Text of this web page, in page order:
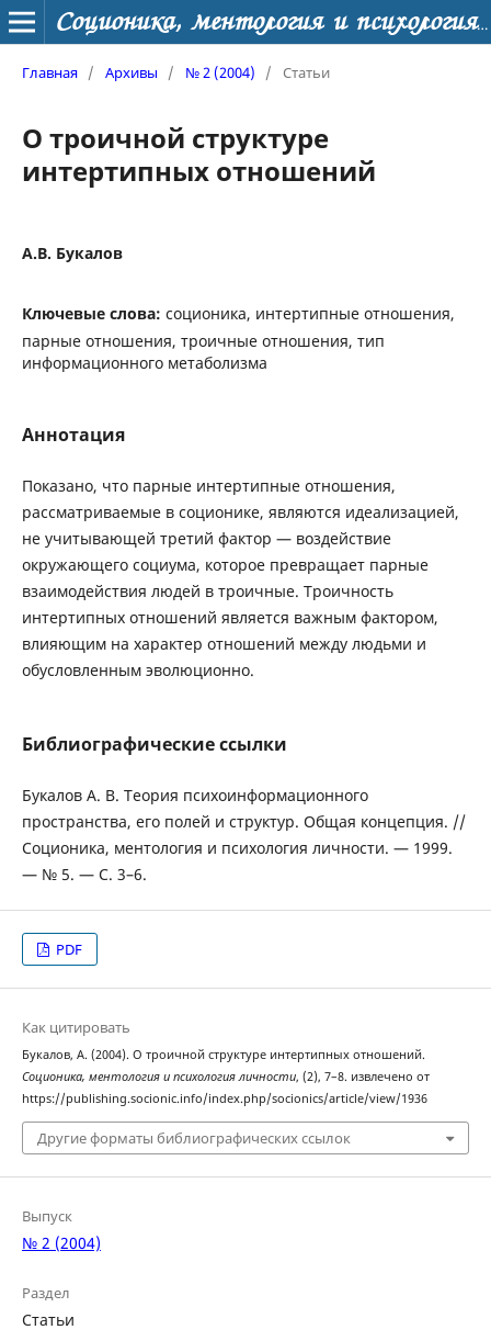
Соционика, ментология и психология личности
Главная / Архивы / № 2 (2004) / Статьи
О троичной структуре
интертипных отношений
А.В. Букалов
Ключевые слова: соционика, интертипные отношения,
парные отношения, троичные отношения, тип
информационного метаболизма
Аннотация
Показано, что парные интертипные отношения,
рассматриваемые в соционике, являются идеализацией,
не учитывающей третий фактор — воздействие
окружающего социума, которое превращает парные
взаимодействия людей в троичные. Троичность
интертипных отношений является важным фактором,
влияющим на характер отношений между людьми и
обусловленным эволюционно.
Библиографические ссылки
Букалов А. В. Теория психоинформационного
пространства, его полей и структур. Общая концепция. //
Соционика, ментология и психология личности. — 1999.
— № 5. — С. 3–6.
PDF
Как цитировать
Букалов, А. (2004). О троичной структуре интертипных отношений.
Соционика, ментология и психология личности, (2), 7–8. извлечено от
https://publishing.socionic.info/index.php/socionics/article/view/1936
Другие форматы библиографических ссылок
Выпуск
№ 2 (2004)
Раздел
Статьи